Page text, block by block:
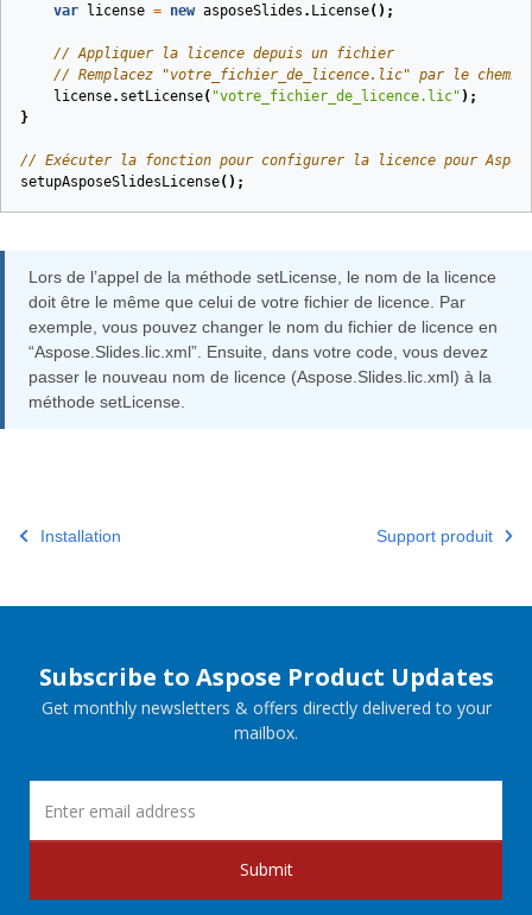
var
license = new asposeSlides . License();
// Appliquer la licence depuis un fichier
// Remplacez "votre_fichier_de_licence.lic" par le
license. setLicense( "votre_fichier_de_licence.lic" );
}
// Exécuter la fonction pour configurer la licence pour
setupAsposeSlidesLicense();
Lors de l’appel de la méthode setLicense, le nom de la licence
doit être le même que celui de votre fichier de licence. Par
exemple, vous pouvez changer le nom du fichier de licence en
“Aspose.Slides.lic.xml”. Ensuite, dans votre code, vous devez
passer le nouveau nom de licence (Aspose.Slides.lic.xml) à la
méthode setLicense.
Installation Support produit
Subscribe to Aspose Product Updates
Get monthly newsletters & offers directly delivered to your
mailbox.
Submit